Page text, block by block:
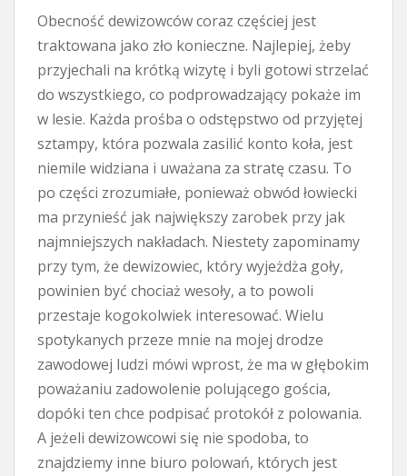
Obecność dewizowców coraz częściej jest
traktowana jako zło konieczne. Najlepiej, żeby
przyjechali na krótką wizytę i byli gotowi strzelać
do wszystkiego, co podprowadzający pokaże im
w lesie. Każda prośba o odstępstwo od przyjętej
sztampy, która pozwala zasilić konto koła, jest
niemile widziana i uważana za stratę czasu. To
po części zrozumiałe, ponieważ obwód łowiecki
ma przynieść jak największy zarobek przy jak
najmniejszych nakładach. Niestety zapominamy
przy tym, że dewizowiec, który wyjeżdża goły,
powinien być chociaż wesoły, a to powoli
przestaje kogokolwiek interesować. Wielu
spotykanych przeze mnie na mojej drodze
zawodowej ludzi mówi wprost, że ma w głębokim
poważaniu zadowolenie polującego gościa,
dopóki ten chce podpisać protokół z polowania.
A jeżeli dewizowcowi się nie spodoba, to
znajdziemy inne biuro polowań, których jest